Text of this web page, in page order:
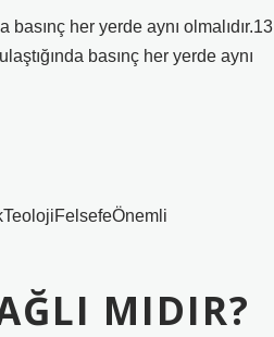
her yerde aynı olmalıdır.13
basınç her yerde aynı
MIDIR?